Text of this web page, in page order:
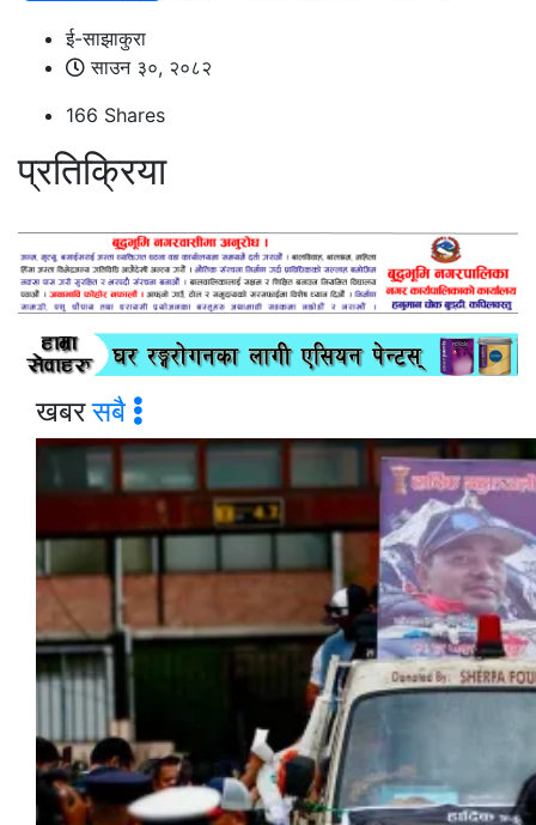
ई-साझाकुरा
साउन ३०, २०८२
166 Shares
प्रतिक्रिया
खबरसबै